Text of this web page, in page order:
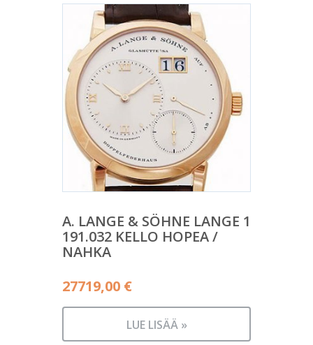
A. LANGE & SÖHNE LANGE 1
191.032 KELLO HOPEA /
NAHKA
27719,00 €
LUE LISÄÄ »